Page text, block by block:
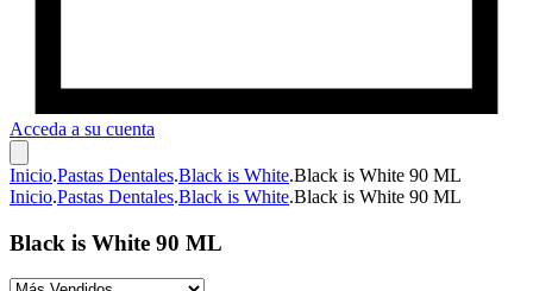
Acceda a su cuenta
Inicio.Pastas Dentales.Black is White.Black is White 90 ML
Inicio.Pastas Dentales.Black is White.Black is White 90 ML
Black is White 90 ML